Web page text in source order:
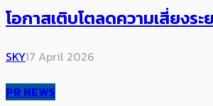
โอกาสเติบโตลดความเสี่ยงระ
SKY17 April 2026
PR NEWS